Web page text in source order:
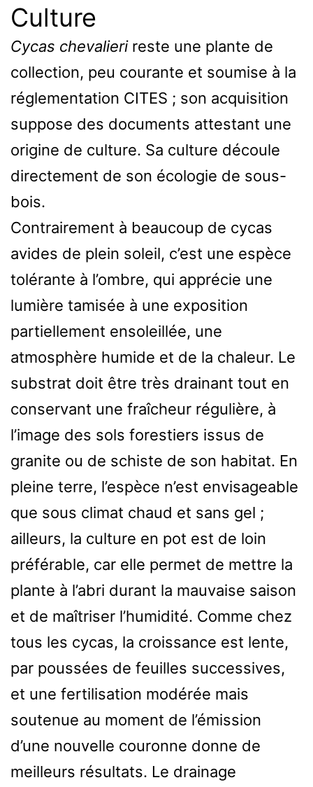
Culture
Cycas chevalierireste une plante de
collection, peu courante et soumise à la
réglementation CITES ; son acquisition
suppose des documents attestant une
origine de culture. Sa culture découle
directement de son écologie de sous-
bois.
Contrairement à beaucoup de cycas
avides de plein soleil, c’est une espèce
tolérante à l’ombre, qui apprécie une
lumière tamisée à une exposition
partiellement ensoleillée, une
atmosphère humide et de la chaleur. Le
substrat doit être très drainant tout en
conservant une fraîcheur régulière, à
l’image des sols forestiers issus de
granite ou de schiste de son habitat. En
pleine terre, l’espèce n’est envisageable
que sous climat chaud et sans gel ;
ailleurs, la culture en pot est de loin
préférable, car elle permet de mettre la
plante à l’abri durant la mauvaise saison
et de maîtriser l’humidité. Comme chez
tous les cycas, la croissance est lente,
par poussées de feuilles successives,
et une fertilisation modérée mais
soutenue au moment de l’émission
d’une nouvelle couronne donne de
meilleurs résultats. Le drainage